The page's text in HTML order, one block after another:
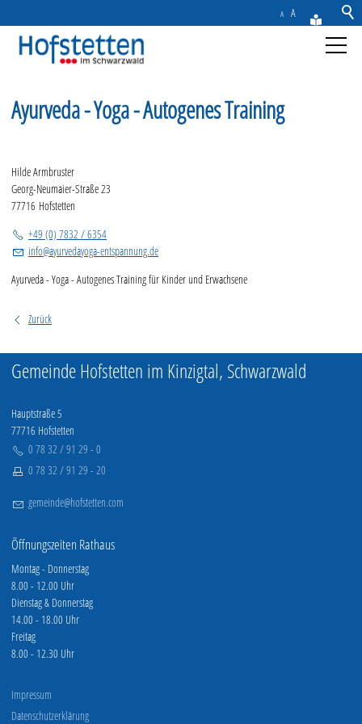
A A
Aktuelles
Rathaus & Service
Freizeit & Tourismus
Wirtschaft
Kontakt
Ayurveda - Yoga - Autogenes Training
Hilde Armbruster
Georg-Neumaier-Straße 23
77716 Hofstetten
+49 (0) 7832 / 6354
info@ayurvedayoga-entspannung.de
Ayurveda - Yoga - Autogenes Training für Kinder und Erwachsene
Zurück
Gemeinde Hofstetten im Kinzigtal, Schwarzwald
Hauptstraße 5
77716 Hofstetten
0 78 32 / 91 29 - 0
0 78 32 / 91 29 - 20
g m nd h fst tt n c m
Öffnungszeiten Rathaus
Montag - Donnerstag
8.00 - 12.00 Uhr
Dienstag & Donnerstag
14.00 - 18.00 Uhr
Freitag
8.00 - 12.30 Uhr
Impressum
Datenschutzerklärung